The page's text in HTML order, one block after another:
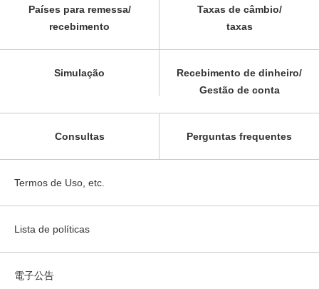
Países para remessa/
recebimento
Taxas de câmbio/
taxas
Simulação
Recebimento de dinheiro/
Gestão de conta
Consultas Perguntas frequentes
Termos de Uso, etc.
Lista de políticas
電子公告